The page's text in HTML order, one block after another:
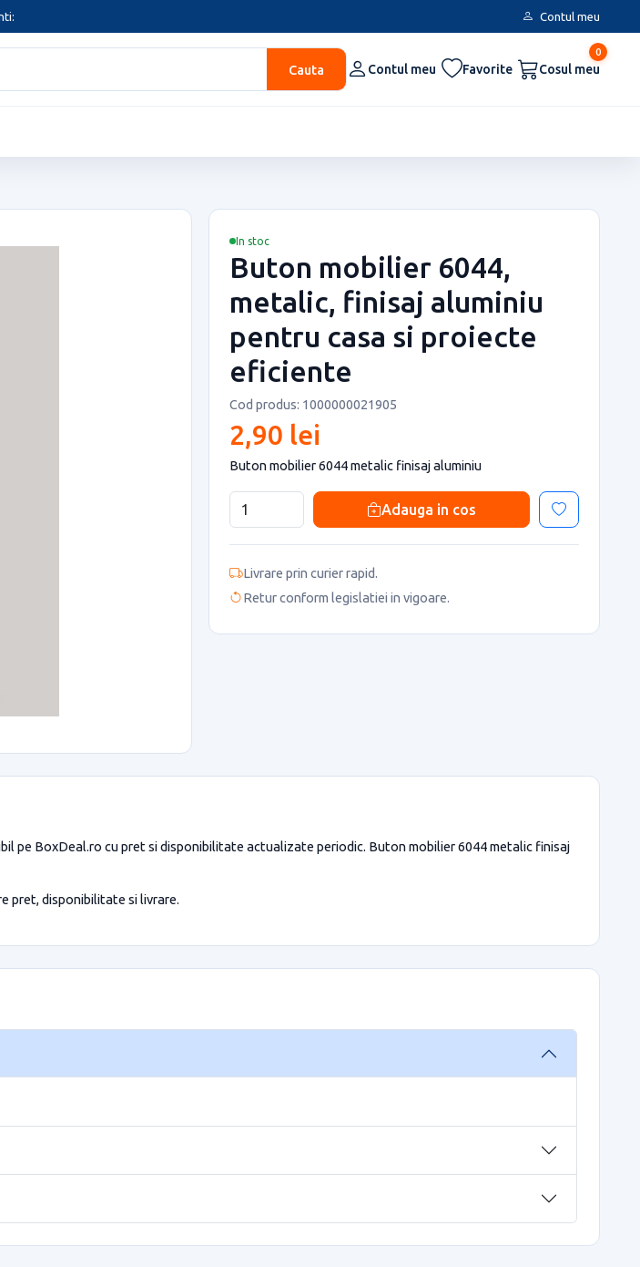
Contul meu
Cauta Contul meu Favorite
0
Cosul meu
In stoc
Buton mobilier 6044,
metalic, finisaj aluminiu
pentru casa si proiecte
eficiente
Cod produs: 1000000021905
2,90 lei
Buton mobilier 6044 metalic finisaj aluminiu
Adauga in cos
Livrare prin curier rapid.
Retur conform legislatiei in vigoare.
pe BoxDeal.ro cu pret si disponibilitate actualizate periodic. Buton mobilier 6044 metalic finisaj
pret, disponibilitate si livrare.